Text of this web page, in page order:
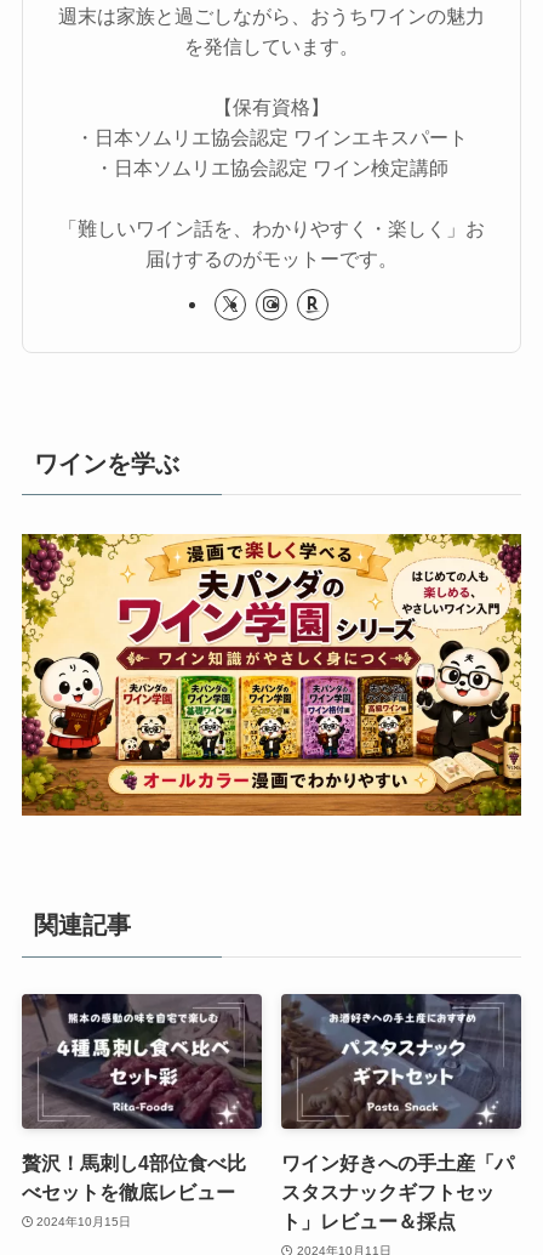
週末は家族と過ごしながら、おうちワインの魅力
を発信しています。
【保有資格】
・日本ソムリエ協会認定 ワインエキスパート
・日本ソムリエ協会認定 ワイン検定講師
「難しいワイン話を、わかりやすく・楽しく」お
届けするのがモットーです。
ワインを学ぶ
関連記事
贅沢！馬刺し4部位食べ比
べセットを徹底レビュー
2024年10月15日
ワイン好きへの手土産「パ
スタスナックギフトセッ
ト」レビュー＆採点
2024年10月11日